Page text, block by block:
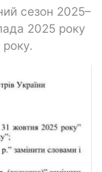
сезон 2025–
2025 року